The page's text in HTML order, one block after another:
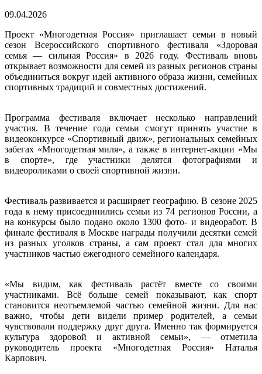
09.04.2026
Проект «Многодетная Россия» приглашает семьи в новый
сезон Всероссийского спортивного фестиваля «Здоровая
семья — сильная Россия» в 2026 году. Фестиваль вновь
открывает возможности для семей из разных регионов страны
объединиться вокруг идей активного образа жизни, семейных
спортивных традиций и совместных достижений.
Программа фестиваля включает несколько направлений
участия. В течение года семьи смогут принять участие в
видеоконкурсе «Спортивный движ», региональных семейных
забегах «Многодетная миля», а также в интернет-акции «Мы
в спорте», где участники делятся фотографиями и
видеороликами о своей спортивной жизни.
Фестиваль развивается и расширяет географию. В сезоне 2025
года к нему присоединились семьи из 74 регионов России, а
на конкурсы было подано около 1300 фото- и видеоработ. В
финале фестиваля в Москве награды получили десятки семей
из разных уголков страны, а сам проект стал для многих
участников частью ежегодного семейного календаря.
«Мы видим, как фестиваль растёт вместе со своими
участниками. Всё больше семей показывают, как спорт
становится неотъемлемой частью семейной жизни. Для нас
важно, чтобы дети видели пример родителей, а семьи
чувствовали поддержку друг друга. Именно так формируется
культура здоровой и активной семьи», — отметила
руководитель проекта «Многодетная Россия» Наталья
Карпович.